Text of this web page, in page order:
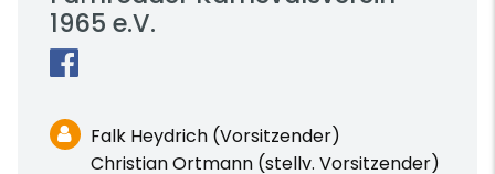
1965 e.V.
Falk Heydrich (Vorsitzender)
Christian Ortmann (stellv. Vorsitzender)